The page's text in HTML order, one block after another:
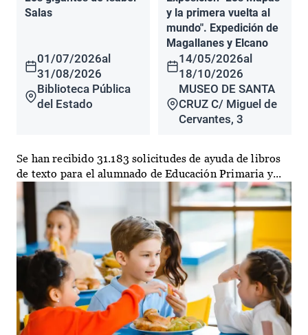
Salas
01/07/2026al
31/08/2026
Biblioteca Pública
del Estado
y la primera vuelta al
mundo". Expedición de
Magallanes y Elcano
14/05/2026al
18/10/2026
MUSEO DE SANTA
CRUZ C/ Miguel de
Cervantes, 3
Se han recibido 31.183 solicitudes de ayuda de libros
de texto para el alumnado de Educación Primaria y...